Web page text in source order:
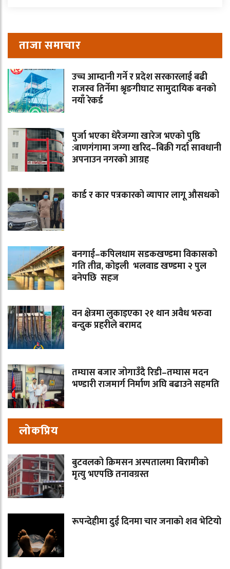
ताजा समाचार
उच्च आम्दानी गर्ने र प्रदेश सरकारलाई बढी
राजस्व तिर्नेमा श्रृङगीघाट सामुदायिक बनको
नयाँ रेकर्ड
पुर्जा भएका धेरैजग्गा खारेज भएको पुष्ठि
:बाणगंगामा जग्गा खरिद–बिक्री गर्दा सावधानी
अपनाउन नगरको आग्रह
कार्ड र कार पत्रकारको व्यापार लागू औसधको
बनगाई–कपिलधाम सडकखण्डमा विकासको
गति तीव्र, कोइली भलवाड खण्डमा २ पुल
बनेपछि सहज
वन क्षेत्रमा लुकाइएका २१ थान अवैध भरुवा
बन्दुक प्रहरीले बरामद
तम्घास बजार जोगाउँदै रिडी–तम्घास मदन
भण्डारी राजमार्ग निर्माण अघि बढाउने सहमति
लोकप्रिय
बुटवलको क्रिमसन अस्पतालमा बिरामीको
मृत्यु भएपछि तनावग्रस्त
रूपन्देहीमा दुई दिनमा चार जनाको शव भेटियो